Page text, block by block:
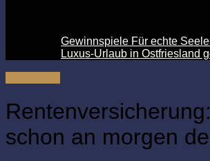
Gewinnspiele Für echte
Luxus-Urlaub in Ostfriesland
schon an morgen